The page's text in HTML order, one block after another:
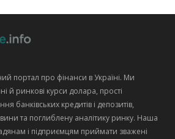
портал про фінанси в Україні. Ми
й ринкові курси долара, прості
банківських кредитів і депозитів,
та поглиблену аналітику ринку. Наша
і підприємцям приймати зважені